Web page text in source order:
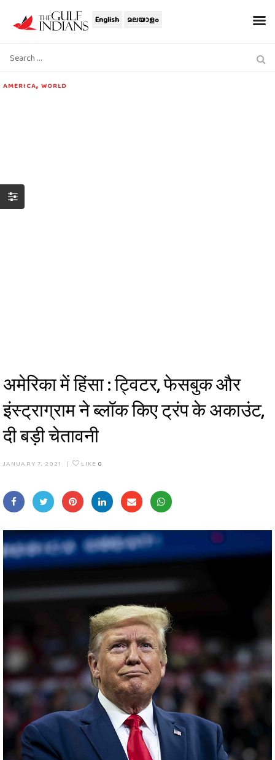
English മലയാളം
AMERICA, WORLD
अमेरिका में हिंसा : ट्विटर, फेसबुक और
इंस्ट्राग्राम ने ब्लॉक किए ट्रंप के अकाउंट,
दी बड़ी चेतावनी
JANUARY 7, 2021 | LIKE 0